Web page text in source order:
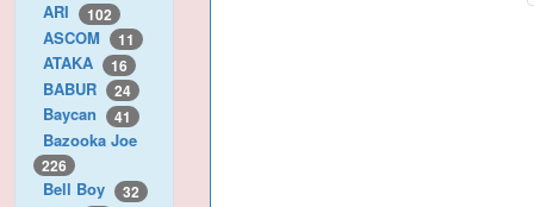
ARI 102
ASCOM 11
ATAKA 16
BABUR 24
Baycan 41
Bazooka Joe
226
Bell Boy 32